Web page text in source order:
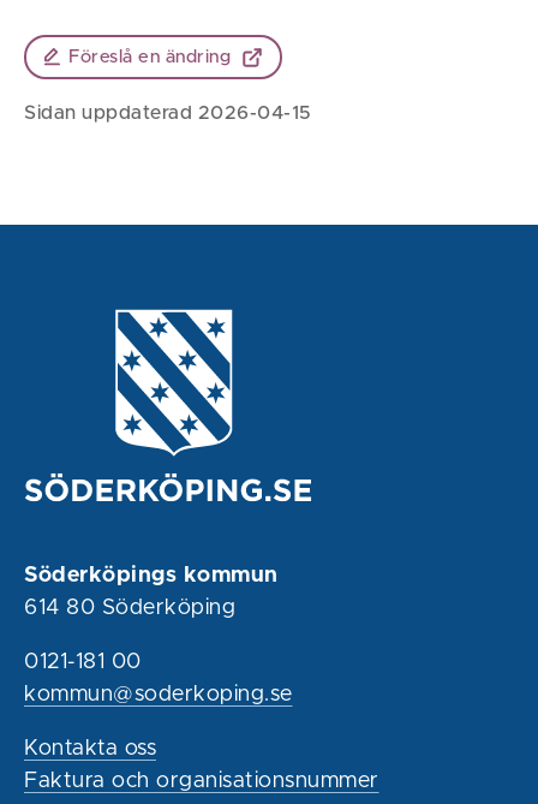
Föreslå en ändring
Sidan uppdaterad 2026-04-15
Söderköpings kommun
614 80 Söderköping
0121-181 00
kommun@soderkoping.se
Kontakta oss
Faktura och organisationsnummer